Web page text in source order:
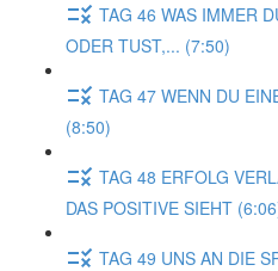
TAG 46 WAS IMMER
ODER TUST,... (7:50)
TAG 47 WENN DU
(8:50)
TAG 48 ERFOLG
DAS POSITIVE SIEHT
TAG 49 UNS AN DIE